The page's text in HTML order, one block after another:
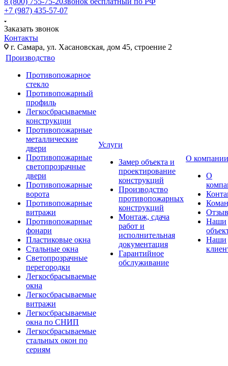
+7 (987) 435-57-07
Заказать звонок
Контакты
г. Самара, ул. Хасановская, дом 45, строение 2
Производство
Противопожарное
стекло
Противопожарный
профиль
Легкосбрасываемые
конструкции
Противопожарные
металлические
двери
Противопожарные
светопрозрачные
двери
Противопожарные
ворота
Противопожарные
витражи
Противопожарные
фонари
Пластиковые окна
Стальные окна
Светопрозрачные
перегородки
Легкосбрасываемые
окна
Легкосбрасываемые
витражи
Легкосбрасываемые
окна по СНИП
Легкосбрасываемые
стальных окон по
сериям
Услуги
Замер объекта и
проектирование
конструкций
Производство
противопожарных
конструкций
Монтаж, сдача
работ и
исполнительная
документация
Гарантийное
обслуживание
О компании
О
Наши
Наши